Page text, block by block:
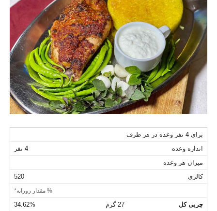
برای 4 نفر وعده در هر ظرف
اندازه وعده
4 نفر
میزان هر وعده
کالری
520
% مقدار روزانه*
چربی کل 27 گرم
34.62%